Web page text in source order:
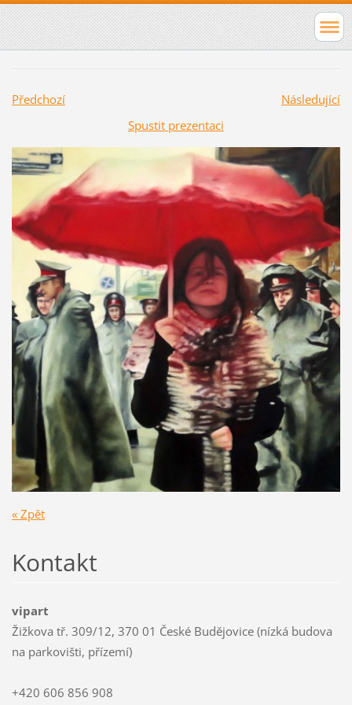
Předchozí
Následující
Spustit prezentaci
« Zpět
Kontakt
vipart
Žižkova tř. 309/12, 370 01 České Budějovice (nízká budova
na parkovišti, přízemí)
+420 606 856 908